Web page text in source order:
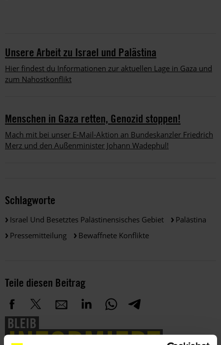
Unsere Arbeit zu Israel und Palästina
Hier findest du Informationen zur aktuellen Lage in Gaza und
zum Nahostkonflikt
Menschen in Gaza retten, Genozid stoppen!
Mach mit bei unser E-Mail-Aktion an Bundeskanzler Friedrich
Merz und den Außenminister Johann Wadephul!
Schlagworte
Israel Und Besetztes Palästinensisches Gebiet
Palästina
Pressemitteilung
Bewaffnete Konflikte
Teile diesen Beitrag
BLEIB